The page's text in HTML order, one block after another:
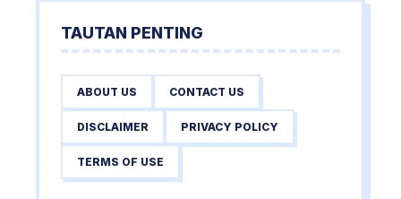
TAUTAN PENTING
ABOUT US CONTACT US
DISCLAIMER PRIVACY POLICY
TERMS OF USE